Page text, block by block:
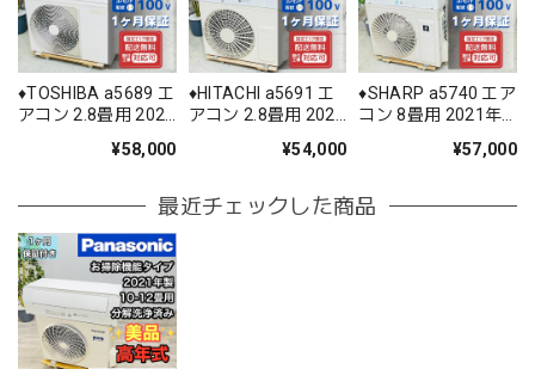
♦️TOSHIBA a5689 エ
アコン 2.8畳用 2021
¥58,000
♦️HITACHI a5691 エ
アコン 2.8畳用 2020
¥54,000
♦️SHARP a5740 エア
コン 8畳用 2021年
¥57,000
最近チェックした商品